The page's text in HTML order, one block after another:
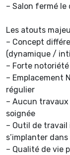
– Salon fermé le
Les atouts
– Concept
(dynamique /
– Forte
– Emplacement
régulier
– Aucun
soignée
– Outil de
s’implanter
– Qualité de vie